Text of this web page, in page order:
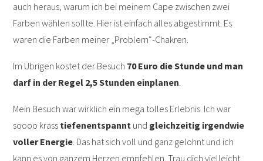
auch heraus, warum ich bei meinem Cape zwischen zwei
Farben wählen sollte. Hier ist einfach alles abgestimmt. Es
waren die Farben meiner „Problem“-Chakren.
Im Übrigen kostet der Besuch 70 Euro die Stunde und man
darf in der Regel 2,5 Stunden einplanen.
Mein Besuch war wirklich ein mega tolles Erlebnis. Ich war
soooo krass tiefenentspannt und gleichzeitig irgendwie
voller Energie. Das hat sich voll und ganz gelohnt und ich
kann es von ganzem Herzen empfehlen. Trau dich vielleicht